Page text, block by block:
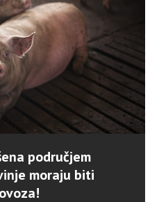
područjem
moraju biti